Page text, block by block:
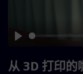
从 3D 打印的